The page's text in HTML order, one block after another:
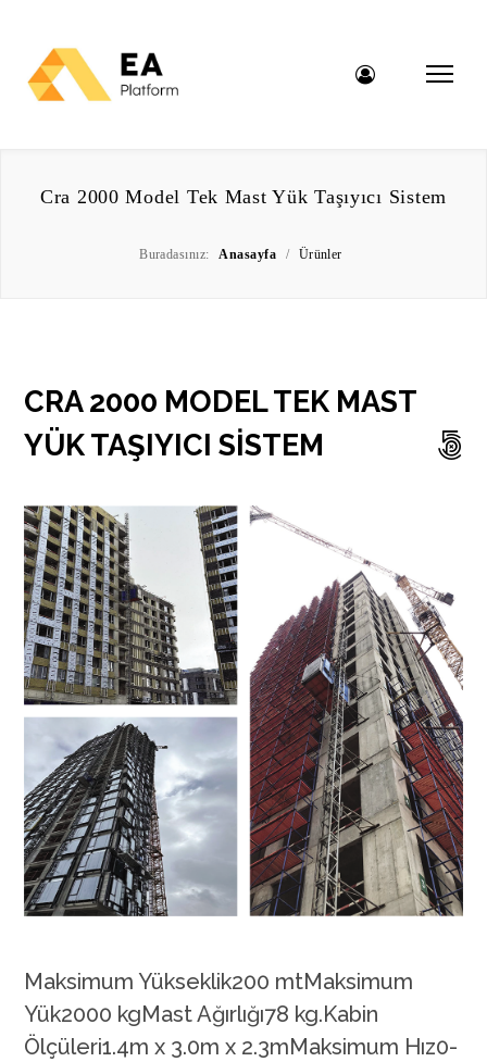
Cra 2000 Model Tek Mast Yük Taşıyıcı Sistem
Buradasınız: Anasayfa / Ürünler
CRA 2000 MODEL TEK MAST
YÜK TAŞIYICI SİSTEM
Maksimum Yükseklik200 mtMaksimum
Yük2000 kgMast Ağırlığı78 kg.Kabin
Ölçüleri1.4m x 3.0m x 2.3mMaksimum Hız0-